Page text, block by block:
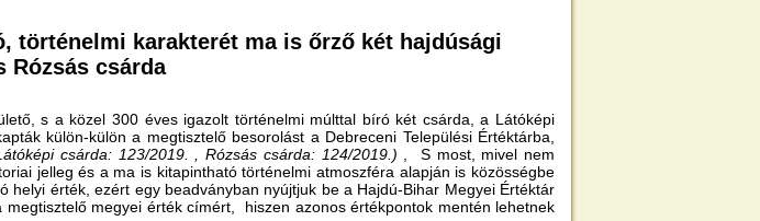
történelmi karakterét ma is őrző két hajdúsági
Rózsás csárda
s a közel 300 éves igazolt történelmi múlttal bíró két csárda, a Látóképi
külön-külön a megtisztelő besorolást a Debreceni Települési Értéktárba,
csárda: 123/2019. , Rózsás csárda: 124/2019.) , S most, mivel nem
jelleg és a ma is kitapintható történelmi atmoszféra alapján is közösségbe
helyi érték, ezért egy beadványban nyújtjuk be a Hajdú-Bihar Megyei Értéktár
megtisztelő megyei érték címért, hiszen azonos értékpontok mentén lehetnek